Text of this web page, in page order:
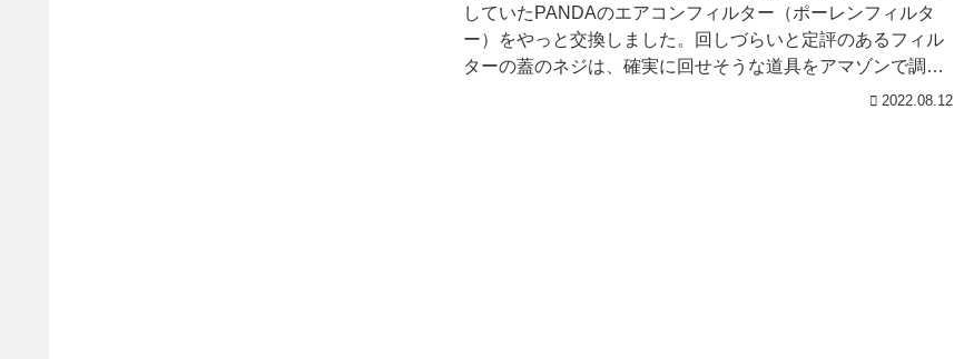
していたPANDAのエアコンフィルター（ポーレンフィルタ
ー）をやっと交換しました。回しづらいと定評のあるフィル
ターの蓋のネジは、確実に回せそうな道具をアマゾンで調達
2022.08.12